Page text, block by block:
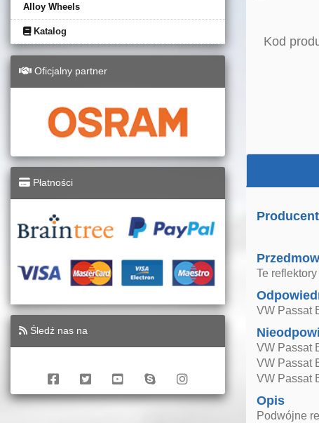
Alloy Wheels
Katalog
Oficjalny partner
Płatności
Śledź nas na
Kod
Te
VW Passat
VW Passat
VW Passat
VW Passat
Opis
Podwójne